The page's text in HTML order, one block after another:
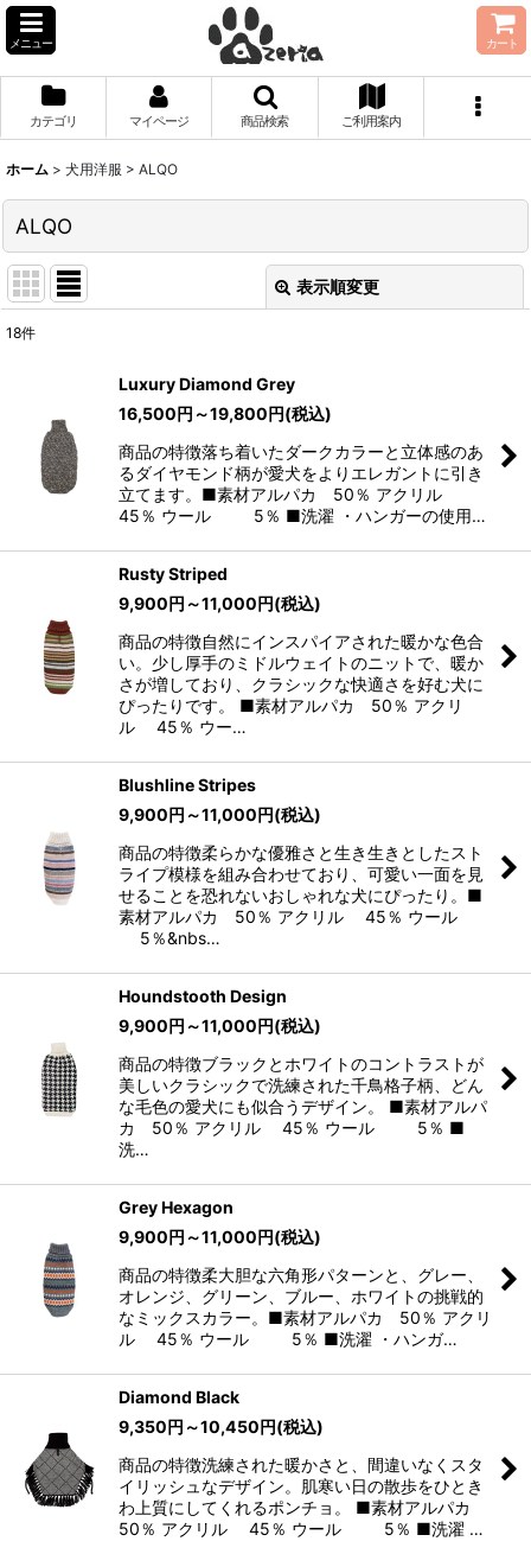
メニュー カート
カテゴリ マイページ 商品検索 ご利用案内
ホーム > 犬用洋服 > ALQO
ALQO
表示順変更
並び順
絞り込む
18件
Luxury Diamond Grey
16,500円 ～19,800円(税込)
商品の特徴落ち着いたダークカラーと立体感のあ
るダイヤモンド柄が愛犬をよりエレガントに引き
立てます。■素材アルパカ 50％ アクリル
45％ ウール 5％ ■洗濯 ・ハンガーの使用…
Rusty Striped
9,900円 ～11,000円(税込)
商品の特徴自然にインスパイアされた暖かな色合
い。少し厚手のミドルウェイトのニットで、暖か
さが増しており、クラシックな快適さを好む犬に
ぴったりです。 ■素材アルパカ 50％ アクリ
ル 45％ ウー…
Blushline Stripes
9,900円 ～11,000円(税込)
商品の特徴柔らかな優雅さと生き生きとしたスト
ライプ模様を組み合わせており、可愛い一面を見
せることを恐れないおしゃれな犬にぴったり。■
素材アルパカ 50％ アクリル 45％ ウール
5％&nbs…
Houndstooth Design
9,900円 ～11,000円(税込)
商品の特徴ブラックとホワイトのコントラストが
美しいクラシックで洗練された千鳥格子柄、どん
な毛色の愛犬にも似合うデザイン。 ■素材アルパ
カ 50％ アクリル 45％ ウール 5％ ■
洗…
Grey Hexagon
9,900円 ～11,000円(税込)
商品の特徴柔大胆な六角形パターンと、グレー、
オレンジ、グリーン、ブルー、ホワイトの挑戦的
なミックスカラー。■素材アルパカ 50％ アクリ
ル 45％ ウール 5％ ■洗濯 ・ハンガ…
Diamond Black
9,350円 ～10,450円(税込)
商品の特徴洗練された暖かさと、間違いなくスタ
イリッシュなデザイン。肌寒い日の散歩をひとき
わ上質にしてくれるポンチョ。 ■素材アルパカ
50％ アクリル 45％ ウール 5％ ■洗濯 …